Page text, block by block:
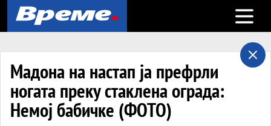
Open
Мадона на настап ја префрли
ногата преку стаклена ограда:
Немој бабичке (ФОТО)